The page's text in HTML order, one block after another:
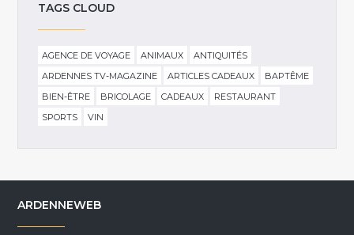
TAGS CLOUD
AGENCE DE VOYAGE ANIMAUX
ANTIQUITÉS
ARDENNES TV-MAGAZINE
ARTICLES CADEAUX
BAPTÊME
BIEN-ÊTRE
BRICOLAGE CADEAUX
RESTAURANT
SPORTS
VIN
ARDENNEWEB